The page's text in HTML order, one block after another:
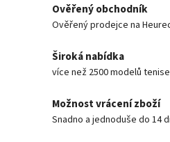
Ověřený obchodník
Ověřený prodejce na
Široká nabídka
více než 2500 modelů
Možnost vrácení zboží
Snadno a jednoduše do 14